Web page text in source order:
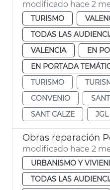
modificado hace 2
TURISMO
TODAS LAS
VALENCIA
EN
EN PORTADA
TURISMO
CONVENIO
SANT CALZE
JGL
modificado hace 2
URBANISMO Y
TODAS LAS